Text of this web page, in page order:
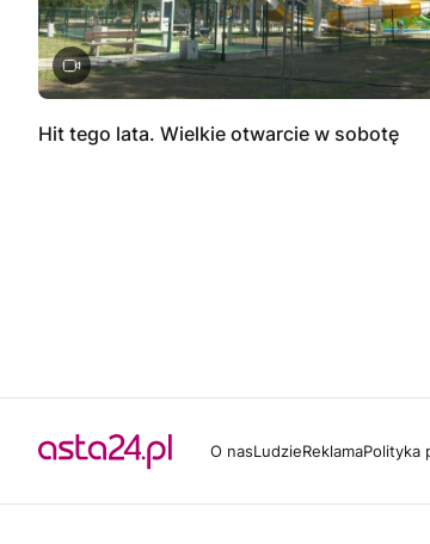
Hit tego lata. Wielkie otwarcie w sobotę
O nasLudzieReklamaPolityka